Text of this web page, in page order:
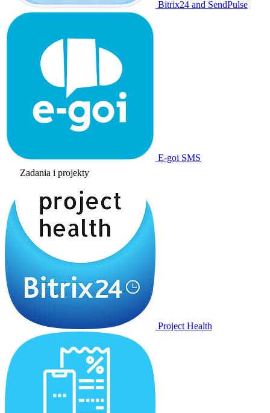
Bitrix24 and SendPulse
E-goi SMS
Zadania i projekty
Project Health